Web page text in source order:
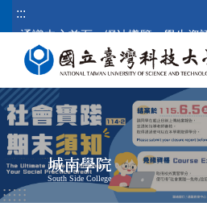
跳
到
內
容
區
塊
:::
通識中心首頁
網站導覽 學生資
城南學院
South Side College